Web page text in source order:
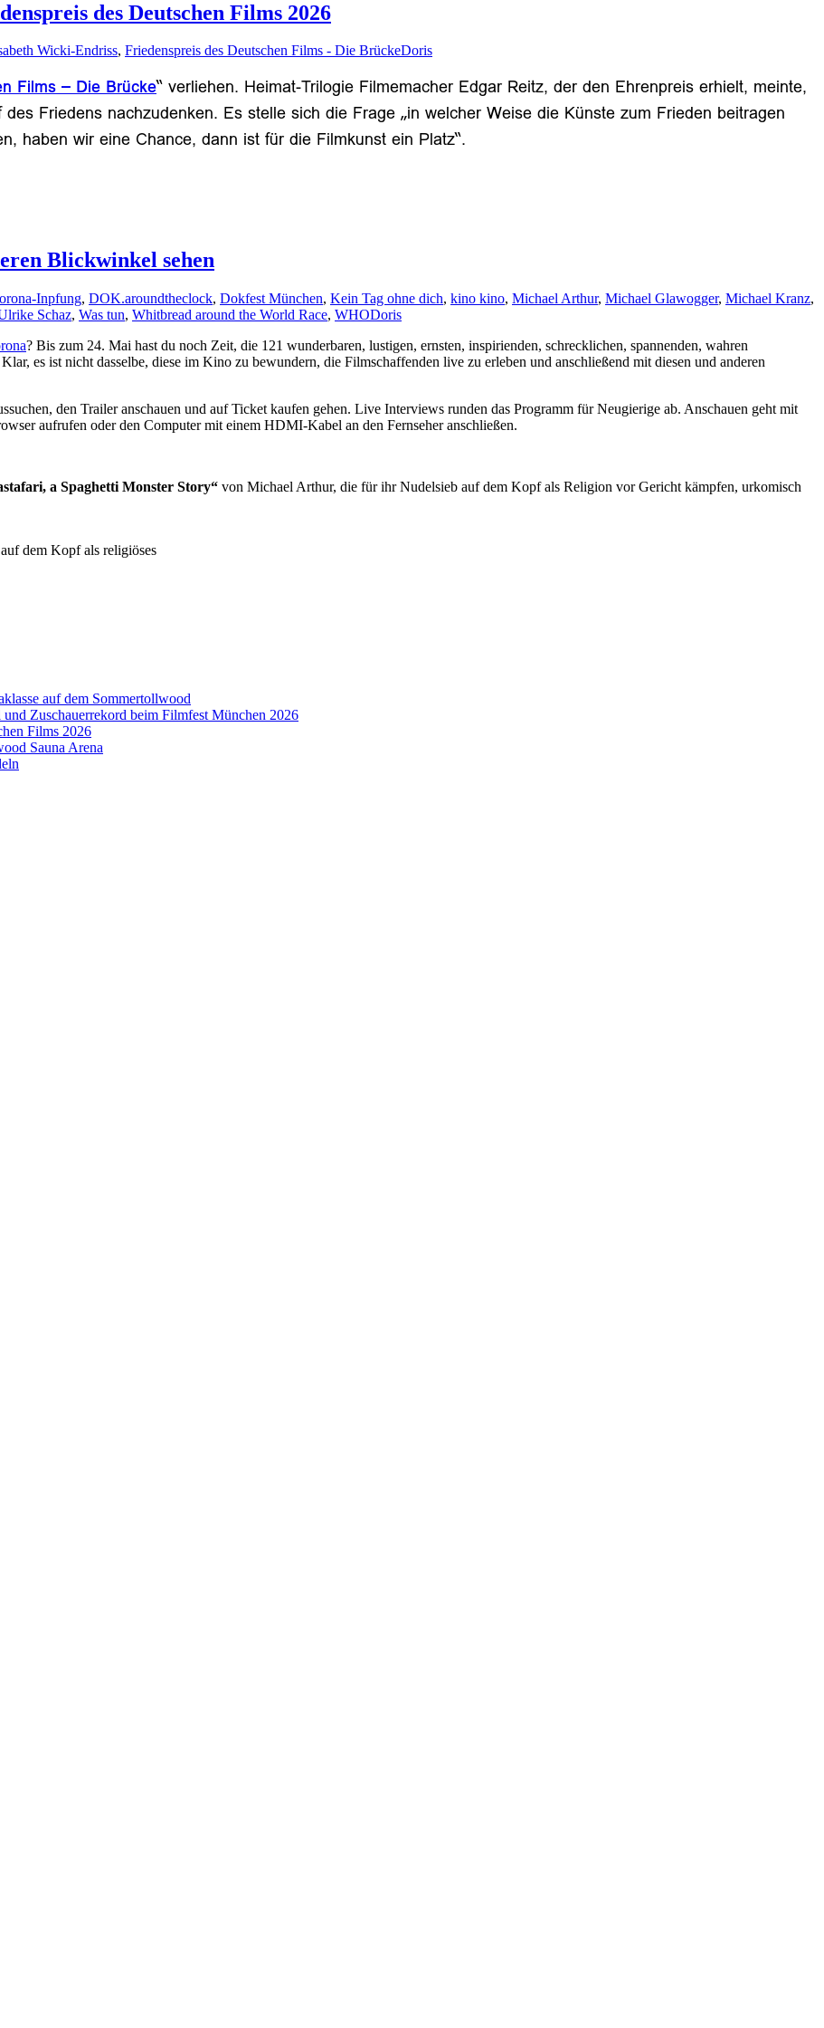
des Deutschen Films 2026
Wicki-Endriss, Friedenspreis des Deutschen Films - Die BrückeDoris
Films – Die Brücke“ verliehen. Heimat-Trilogie Filmemacher Edgar Reitz, der den Ehrenpreis erhielt, meinte,
Friedens nachzudenken. Es stelle sich die Frage „in welcher Weise die Künste zum Frieden beitragen
haben wir eine Chance, dann ist für die Filmkunst ein Platz“.
Blickwinkel sehen
Inpfung, DOK.aroundtheclock, Dokfest München, Kein Tag ohne dich, kino kino, Michael Arthur, Michael Glawogger, Michael Kranz,
Schaz, Was tun, Whitbread around the World Race, WHODoris
? Bis zum 24. Mai hast du noch Zeit, die 121 wunderbaren, lustigen, ernsten, inspirienden, schrecklichen, spannenden, wahren
es ist nicht dasselbe, diese im Kino zu bewundern, die Filmschaffenden live zu erleben und anschließend mit diesen und anderen
den Trailer anschauen und auf Ticket kaufen gehen. Live Interviews runden das Programm für Neugierige ab. Anschauen geht mit
aufrufen oder den Computer mit einem HDMI-Kabel an den Fernseher anschließen.
a Spaghetti Monster Story“ von Michael Arthur, die für ihr Nudelsieb auf dem Kopf als Religion vor Gericht kämpfen, urkomisch
dem Kopf als religiöses
auf dem Sommertollwood
Zuschauerrekord beim Filmfest München 2026
Films 2026
Sauna Arena